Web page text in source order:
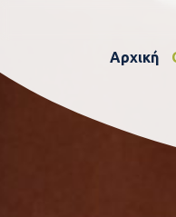
Αρχική